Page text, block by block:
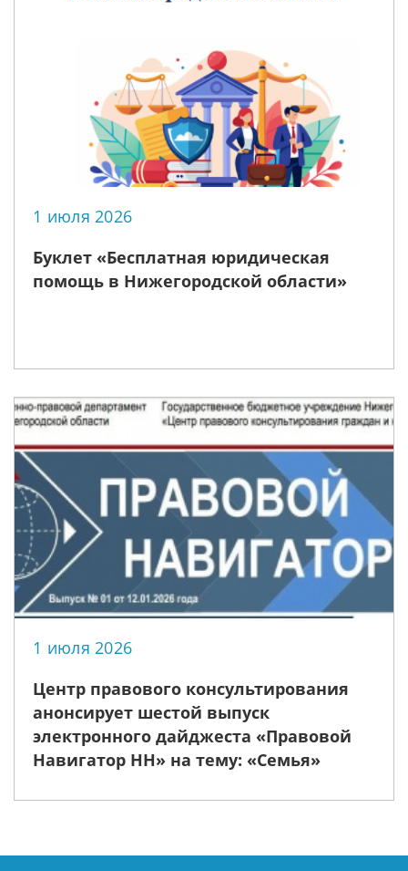
1 июля 2026
Буклет «Бесплатная юридическая
помощь в Нижегородской области»
1 июля 2026
Центр правового консультирования
анонсирует шестой выпуск
электронного дайджеста «Правовой
Навигатор НН» на тему: «Семья»